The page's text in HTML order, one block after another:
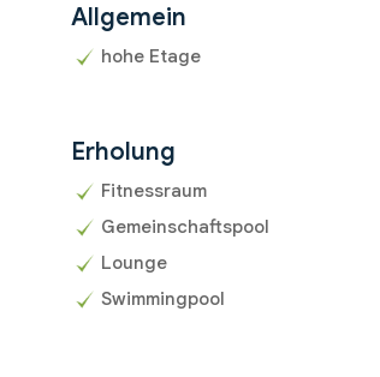
Allgemein
hohe Etage
Erholung
Fitnessraum
Gemeinschaftspool
Lounge
Swimmingpool